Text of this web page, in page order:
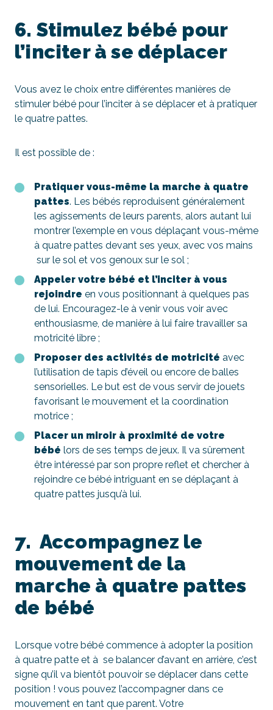
6. Stimulez bébé pour
l’inciter à se déplacer
Vous avez le choix entre différentes manières de
stimuler bébé pour l’inciter à se déplacer et à pratiquer
le quatre pattes.
Il est possible de :
Pratiquer vous-même la marche à quatre
pattes. Les bébés reproduisent généralement
les agissements de leurs parents, alors autant lui
montrer l’exemple en vous déplaçant vous-même
à quatre pattes devant ses yeux, avec vos mains
sur le sol et vos genoux sur le sol ;
Appeler votre bébé et l’inciter à vous
rejoindre en vous positionnant à quelques pas
de lui. Encouragez-le à venir vous voir avec
enthousiasme, de manière à lui faire travailler sa
motricité libre ;
Proposer des activités de motricité avec
l’utilisation de tapis d’éveil ou encore de balles
sensorielles. Le but est de vous servir de jouets
favorisant le mouvement et la coordination
motrice ;
Placer un miroir à proximité de votre
bébé lors de ses temps de jeux. Il va sûrement
être intéressé par son propre reflet et chercher à
rejoindre ce bébé intriguant en se déplaçant à
quatre pattes jusqu’à lui.
7. Accompagnez le
mouvement de la
marche à quatre pattes
de bébé
Lorsque votre bébé commence à adopter la position
à quatre patte et à se balancer d’avant en arrière, c’est
signe qu’il va bientôt pouvoir se déplacer dans cette
position ! vous pouvez l’accompagner dans ce
mouvement en tant que parent. Votre